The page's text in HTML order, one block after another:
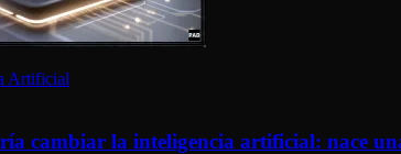
Artificial
cambiar la inteligencia artificial: nace